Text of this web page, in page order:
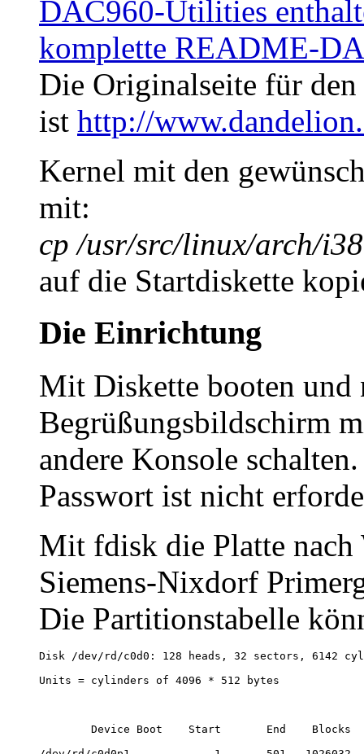
DAC960-Utilities
komplette README-
Die Originalseite für
ist http://
Kernel mit den
mit:
cp /usr/src/linux/arch/
auf die Startdiskette
Die Einrichtung
Mit Diskette booten und
Begrüßungsbildschirm
andere Konsole
Passwort ist nicht
Mit fdisk die Platte nach
Siemens-Nixdorf
Die Partitionstabelle
Disk /dev/rd/c0d0: 128 heads, 32 sectors, 6142
Units = cylinders of 4096 * 512 bytes
Device Boot    Start       End    Blocks